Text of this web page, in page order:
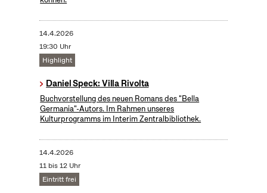
14.4.2026
19:30 Uhr
Highlight
Daniel Speck: Villa Rivolta
Buchvorstellung des neuen Romans des "Bella
Germania"-Autors. Im Rahmen unseres
Kulturprogramms im Interim Zentralbibliothek.
14.4.2026
11 bis 12 Uhr
Eintritt frei